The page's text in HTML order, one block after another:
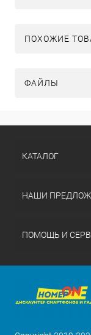
ПОХОЖИЕ
ФАЙЛЫ
КАТАЛОГ
НАШИ
ПОМОЩЬ И